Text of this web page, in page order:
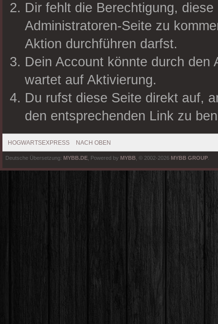
Dir fehlt die Berechtigung,
Administratoren-Seite zu
Aktion durchführen darfst.
Dein Account könnte durch den
wartet auf Aktivierung.
Du rufst diese Seite direkt auf,
den entsprechenden Link zu
HOGWARTSEXPRESS NACH OBEN
Deutsche Übersetzung: MYBB.DE , Powered by MYBB , © 2002-2026 MYBB GROUP